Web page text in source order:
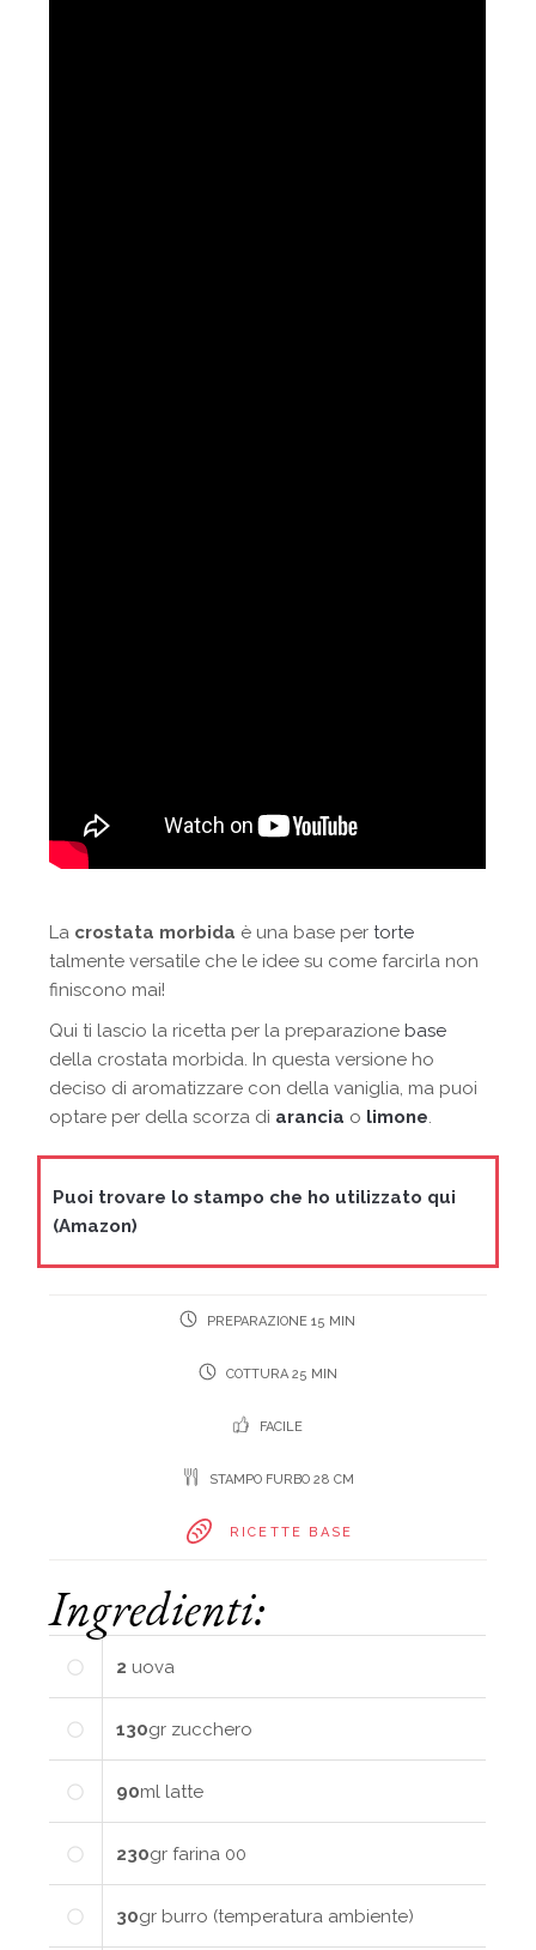
La crostata morbida è una base pertorte
talmente versatile che le idee su come farcirla non
finiscono mai!
Qui ti lascio la ricetta per la preparazione base
della crostata morbida. In questa versione ho
deciso di aromatizzare con della vaniglia, ma puoi
optare per della scorza di arancia o limone.
Puoi trovare lo stampo che ho utilizzato qui
(Amazon)
PREPARAZIONE 15 MIN
COTTURA 25 MIN
FACILE
STAMPO FURBO 28 CM
RICETTE BASE
Ingredienti:
2 uova
130gr zucchero
90ml latte
230gr farina 00
30gr burro (temperatura ambiente)